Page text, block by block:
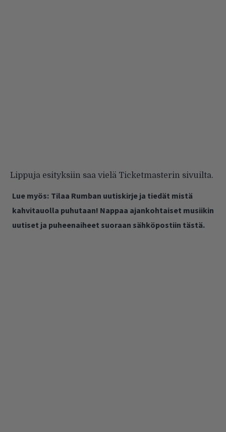
Lippuja esityksiin saa vielä Ticketmasterin sivuilta.
Lue myös: Tilaa Rumban uutiskirje ja tiedät mistä
kahvitauolla puhutaan! Nappaa ajankohtaiset musiikin
uutiset ja puheenaiheet suoraan sähköpostiin tästä.